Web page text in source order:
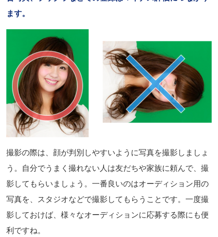
ます。
撮影の際は、顔が判別しやすいように写真を撮影しましょ
う。自分でうまく撮れない人は友だちや家族に頼んで、撮
影してもらいましょう。一番良いのはオーディション用の
写真を、スタジオなどで撮影してもらうことです。一度撮
影しておけば、様々なオーディションに応募する際にも便
利ですね。